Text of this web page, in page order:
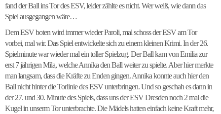
fand der Ball ins Tor des ESV, leider zählte es nicht. Wer weiß, wie dann das
Spiel ausgegangen wäre…
Dem ESV boten wird immer wieder Paroli, mal schoss der ESV am Tor
vorbei, mal wir. Das Spiel entwickelte sich zu einem kleinen Krimi. In der 26.
Spielminute war wieder mal ein toller Spielzug. Der Ball kam von Emilia zur
erst 7 jährigen Mila, welche Annika den Ball weiter zu spielte. Aber hier merkte
man langsam, dass die Kräfte zu Enden gingen. Annika konnte auch hier den
Ball nicht hinter die Torlinie des ESV unterbringen. Und so geschah es dann in
der 27. und 30. Minute des Spiels, dass uns der ESV Dresden noch 2 mal die
Kugel in unserm Tor unterbrachte. Die Mädels hatten einfach keine Kraft mehr,